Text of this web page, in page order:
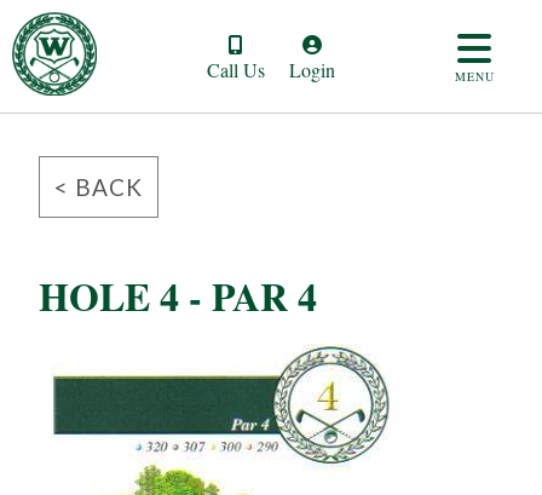
Call Us Login MENU
< BACK
HOLE 4 - PAR 4